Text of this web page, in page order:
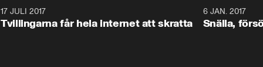
17 JULI 2017
Tvillingarna får hela internet att skratta
6 JAN. 2017
Snälla,